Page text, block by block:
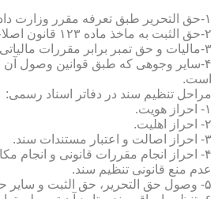
۱-حق التحریر طبق تعرفه مقرر وزارت دادگستری.
۲-حق الثبت به ماخذ ماده ۱۲۳ قانون اصلاحی قانون ثبت.
۳-مالیات و حق تمبر برابر مقررات مالیاتی.
۴-سایر وجوهی که طبق قوانین وصول آن
است.
مراحل تنظیم سند در دفاتر اسناد رسمی:
۱- احراز هویت.
۲- احراز اهلیت.
۳- احراز اصالت و اعتبار مستندات سند.
۴- احراز انجام مقررات قانونی و انجام
عدم منع قانونی تنظیم سند.
۵- وصول حق التحریر، حق الثبت و سایر حقوق دولتی.